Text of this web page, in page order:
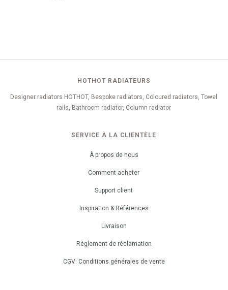
HOTHOT RADIATEURS
Designer radiators HOTHOT, Bespoke radiators, Coloured radiators, Towel
rails, Bathroom radiator, Column radiator
SERVICE À LA CLIENTÈLE
À propos de nous
Comment acheter
Support client
Inspiration & Références
Livraison
Règlement de réclamation
CGV: Conditions générales de vente